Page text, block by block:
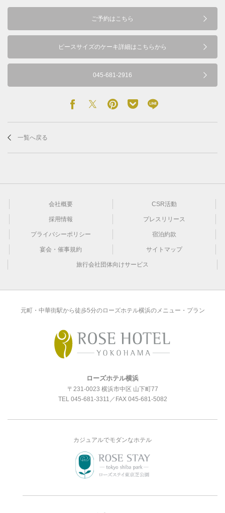
ご予約はこちら
ピースサイズのケーキ詳細はこちらから
045-681-2916
一覧へ戻る
会社概要 CSR活動
採用情報 プレスリリース
プライバシーポリシー 宿泊約款
宴会・催事規約 サイトマップ
旅行会社団体向けサービス
元町・中華街駅から徒歩5分のローズホテル横浜のメニュー・プラン
ローズホテル横浜
〒231-0023 横浜市中区 山下町77
TEL 045-681-3311 ／FAX 045-681-5082
カジュアルでモダンなホテル